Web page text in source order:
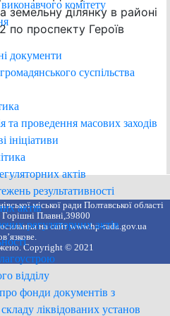
комітету
документи
суспільства
та проведення масових заходів
ініціативи
актів
результативності
актів
регуляторних актів
відділу
фонди документів з
ліквідованих установ
ділянку в районі
проспекту Героїв
міської ради Полтавської області
Плавні,39800
на сайт www.hp-rada.gov.ua
Copyright © 2021